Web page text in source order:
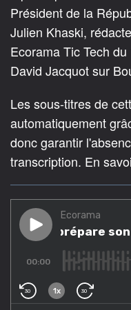
Président de la
Julien Khaski,
Ecorama Tic Tech
David Jacquot sur
Les sous-titres de
automatiquement
donc garantir
transcription. En